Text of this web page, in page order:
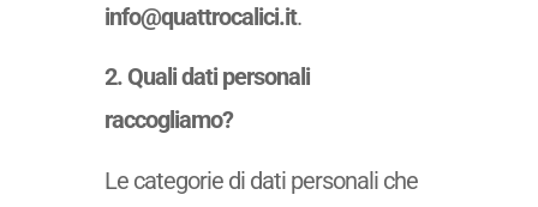
info@quattrocalici.it.
2. Quali dati personali
raccogliamo?
Le categorie di dati personali che